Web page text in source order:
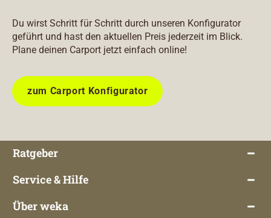
Du wirst Schritt für Schritt durch unseren Konfigurator
geführt und hast den aktuellen Preis jederzeit im Blick.
Plane deinen Carport jetzt einfach online!
zum Carport Konfigurator
Ratgeber
Service & Hilfe
Über weka